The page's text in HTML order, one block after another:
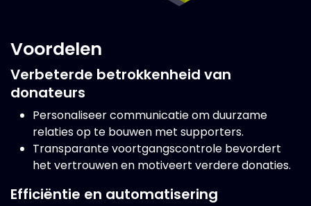
Voordelen
Verbeterde betrokkenheid van
donateurs
Personaliseer communicatie om duurzame
relaties op te bouwen met supporters.
Transparante voortgangscontrole bevordert
het vertrouwen en motiveert verdere donaties.
Efficiëntie en automatisering